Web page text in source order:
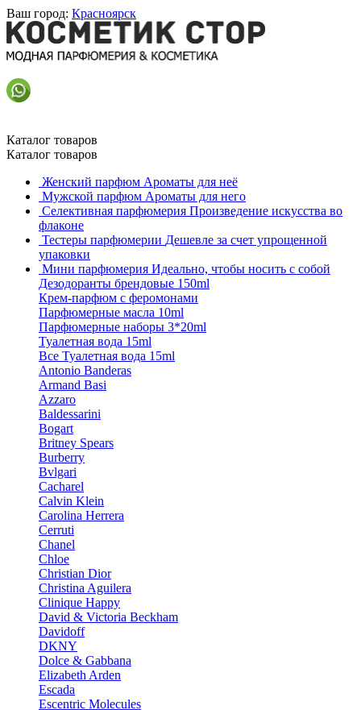
Ваш город: Красноярск
Каталог товаров
Каталог товаров
Женский парфюм Ароматы для неё
Мужской парфюм Ароматы для него
Селективная парфюмерия Произведение искусства во
флаконе
Тестеры парфюмерии Дешевле за счет упрощенной
упаковки
Мини парфюмерия Идеально, чтобы носить с собой
Дезодоранты брендовые 150ml
Крем-парфюм с феромонами
Парфюмерные масла 10ml
Парфюмерные наборы 3*20ml
Туалетная вода 15ml
Все Туалетная вода 15ml
Antonio Banderas
Armand Basi
Azzaro
Baldessarini
Bogart
Britney Spears
Burberry
Bvlgari
Cacharel
Calvin Klein
Carolina Herrera
Cerruti
Chanel
Chloe
Christian Dior
Christina Aguilera
Clinique Happy
David & Victoria Beckham
Davidoff
DKNY
Dolce & Gabbana
Elizabeth Arden
Escada
Escentric Molecules